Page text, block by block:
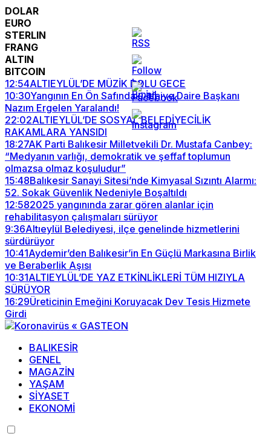
DOLAR
EURO
STERLIN
FRANG
ALTIN
BITCOIN
12:54ALTIEYLÜL’DE MÜZİK DOLU GECE
10:30Yangının En Ön Safındaki İtfaiye Daire Başkanı
Nazım Ergelen Yaralandı!
22:02ALTIEYLÜL’DE SOSYAL BELEDİYECİLİK
RAKAMLARA YANSIDI
18:27AK Parti Balıkesir Milletvekili Dr. Mustafa Canbey:
“Medyanın varlığı, demokratik ve şeffaf toplumun
olmazsa olmaz koşuludur”
15:48Balıkesir Sanayi Sitesi’nde Kimyasal Sızıntı Alarmı:
52. Sokak Güvenlik Nedeniyle Boşaltıldı
12:582025 yangınında zarar gören alanlar için
rehabilitasyon çalışmaları sürüyor
9:36Altıeylül Belediyesi, ilçe genelinde hizmetlerini
sürdürüyor
10:41Aydemir’den Balıkesir’in En Güçlü Markasına Birlik
ve Beraberlik Aşısı
10:31ALTIEYLÜL’DE YAZ ETKİNLİKLERİ TÜM HIZIYLA
SÜRÜYOR
16:29Üreticinin Emeğini Koruyacak Dev Tesis Hizmete
Girdi
BALIKESİR
GENEL
MAGAZİN
YAŞAM
SİYASET
EKONOMİ